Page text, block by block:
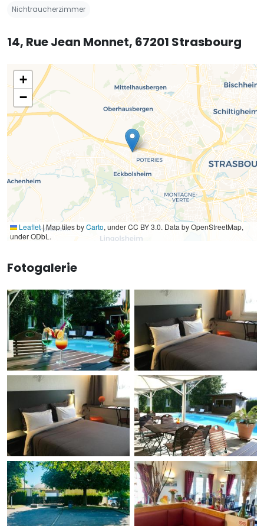
Nichtraucherzimmer
14, Rue Jean Monnet, 67201 Strasbourg
+
−
Leaflet|Map tiles byCarto, under CC BY 3.0. Data by OpenStreetMap,
under ODbL.
Fotogalerie